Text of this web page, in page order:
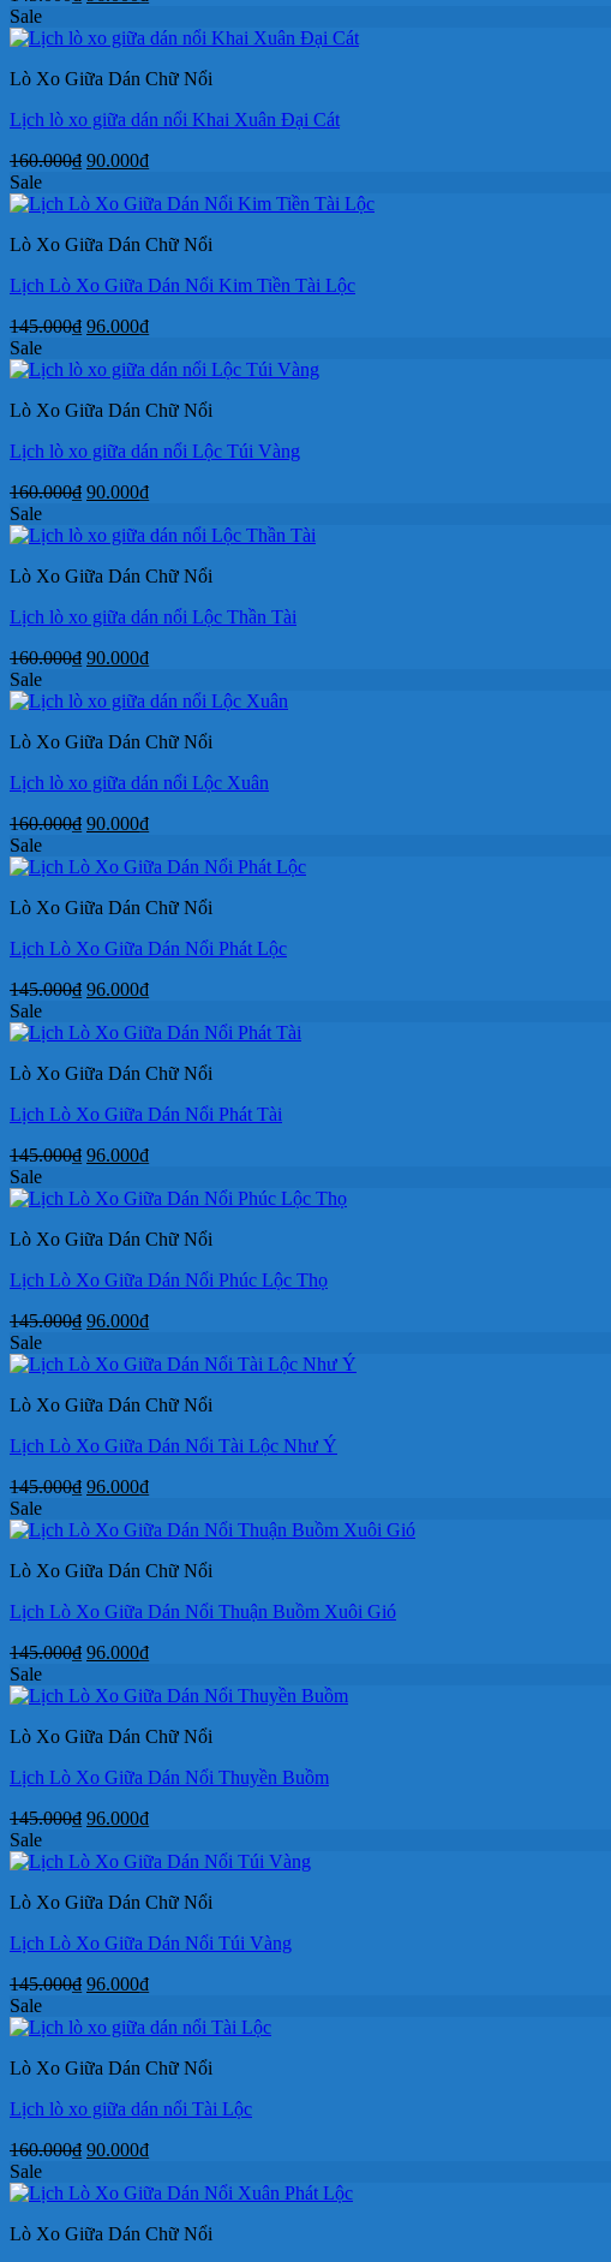
là:
tại
96.000₫.
Sale
Lò Xo Giữa Dán Chữ Nổi
Lịch lò xo giữa dán nổi Khai Xuân Đại Cát
160.000₫ Giá
là:
90.000₫Giá
tại
90.000₫.
Sale
Lò Xo Giữa Dán Chữ Nổi
Lịch Lò Xo Giữa Dán Nổi Kim Tiền Tài Lộc
145.000₫ Giá
là:
96.000₫Giá
tại
96.000₫.
Sale
Lò Xo Giữa Dán Chữ Nổi
Lịch lò xo giữa dán nổi Lộc Túi Vàng
160.000₫ Giá
là:
90.000₫Giá
tại
90.000₫.
Sale
Lò Xo Giữa Dán Chữ Nổi
Lịch lò xo giữa dán nổi Lộc Thần Tài
160.000₫ Giá
là:
90.000₫Giá
tại
90.000₫.
Sale
Lò Xo Giữa Dán Chữ Nổi
Lịch lò xo giữa dán nổi Lộc Xuân
160.000₫ Giá
là:
90.000₫Giá
tại
90.000₫.
Sale
Lò Xo Giữa Dán Chữ Nổi
Lịch Lò Xo Giữa Dán Nổi Phát Lộc
145.000₫ Giá
là:
96.000₫Giá
tại
96.000₫.
Sale
Lò Xo Giữa Dán Chữ Nổi
Lịch Lò Xo Giữa Dán Nổi Phát Tài
145.000₫ Giá
là:
96.000₫Giá
tại
96.000₫.
Sale
Lò Xo Giữa Dán Chữ Nổi
Lịch Lò Xo Giữa Dán Nổi Phúc Lộc Thọ
145.000₫ Giá
là:
96.000₫Giá
tại
96.000₫.
Sale
Lò Xo Giữa Dán Chữ Nổi
Lịch Lò Xo Giữa Dán Nổi Tài Lộc Như Ý
145.000₫ Giá
là:
96.000₫Giá
tại
96.000₫.
Sale
Lò Xo Giữa Dán Chữ Nổi
Lịch Lò Xo Giữa Dán Nổi Thuận Buồm Xuôi Gió
145.000₫ Giá
là:
96.000₫Giá
tại
96.000₫.
Sale
Lò Xo Giữa Dán Chữ Nổi
Lịch Lò Xo Giữa Dán Nổi Thuyền Buồm
145.000₫ Giá
là:
96.000₫Giá
tại
96.000₫.
Sale
Lò Xo Giữa Dán Chữ Nổi
Lịch Lò Xo Giữa Dán Nổi Túi Vàng
145.000₫ Giá
là:
96.000₫Giá
tại
96.000₫.
Sale
Lò Xo Giữa Dán Chữ Nổi
Lịch lò xo giữa dán nổi Tài Lộc
160.000₫ Giá
là:
90.000₫Giá
tại
90.000₫.
Sale
Lò Xo Giữa Dán Chữ Nổi